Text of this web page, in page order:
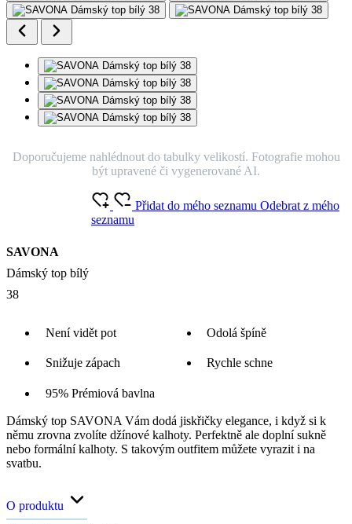
Doporučujeme nahlédnout do tabulky velikostí. Fotografie mohou
být upravené či vygenerované AI.
SAVONA
Dámský top bílý
38
Přidat do mého seznamu Odebrat z mého
seznamu
Není vidět pot Odolá špíně
Snižuje zápach Rychle schne
95% Prémiová bavlna
Dámský top SAVONA Vám dodá jiskřičky elegance, i když si k
němu zrovna zvolíte džínové kalhoty. Perfektně ale doplní sukně
nebo formální kalhoty. S takovým outfitem můžete vyrazit i na
svatbu.
O produktu